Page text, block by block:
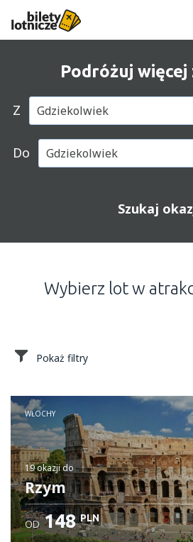
Podróżuj więcej
Z
Do
Szukaj
Wybierz lot w
Pokaż filtry
WŁOCHY
19 okazjido
Rzym
OD 148 PLN